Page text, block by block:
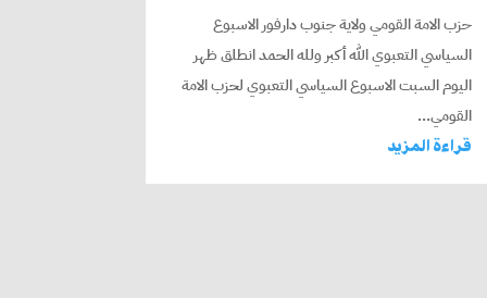
حزب الامة القومي ولاية جنوب دارفور الاسبوع
السياسي التعبوي الله أكبر ولله الحمد انطلق ظهر
اليوم السبت الاسبوع السياسي التعبوي لحزب الامة
القومي...
قراءة المزيد